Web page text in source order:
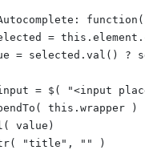
=
= selected.val() ?
= $( "<input
this.wrapper )
value)
"title", "" )